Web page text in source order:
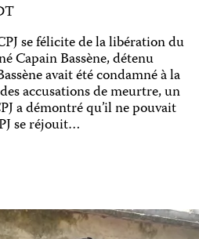
se félicite de la libération du
Capain Bassène, détenu
avait été condamné à la
accusations de meurtre, un
a démontré qu’il ne pouvait
se réjouit…